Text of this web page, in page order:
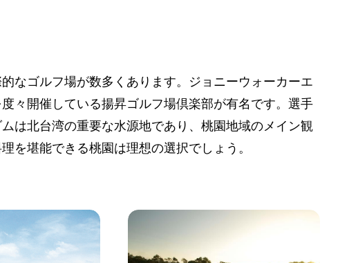
なゴルフ場が数多くあります。ジョニーウォーカーエ
々開催している揚昇ゴルフ場倶楽部が有名です。選手
は北台湾の重要な水源地であり、桃園地域のメイン観
を堪能できる桃園は理想の選択でしょう。